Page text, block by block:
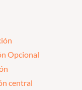
Opcional
central